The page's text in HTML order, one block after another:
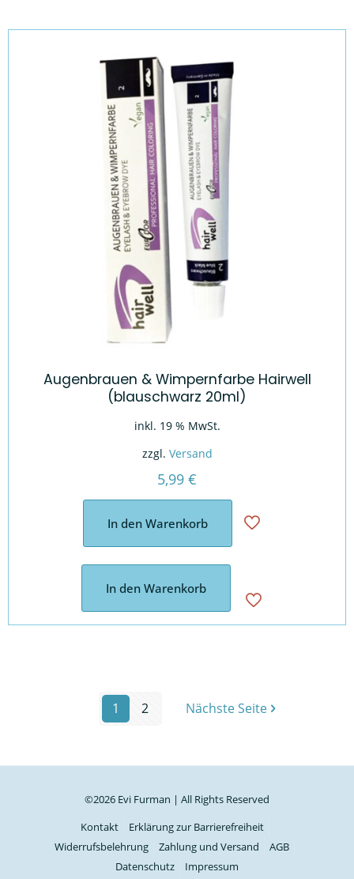
Augenbrauen & Wimpernfarbe Hairwell
(blauschwarz 20ml)
inkl. 19 % MwSt.
zzgl. Versand
5,99 €
In den Warenkorb
In den Warenkorb
1 2 Nächste Seite
©2026 Evi Furman | All Rights Reserved
Kontakt
Erklärung zur Barrierefreiheit
Widerrufsbelehrung
Zahlung und Versand
AGB
Datenschutz
Impressum